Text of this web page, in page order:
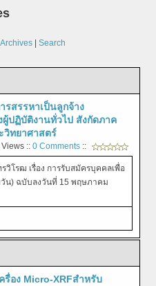
Archives Search
รสรรหาเป็นลูกจ้าง
ปฏิบัติงานทั่วไป สังกัดภาค
วิทยาศาสตร์
:: 0 Comments::
โรฒ เรื่อง การรับสมัครบุคคลเพื่อ
วัน) ฉบับลงวันที่ 15 พฤษภาคม
รื่อง Micro-XRFสำหรับ